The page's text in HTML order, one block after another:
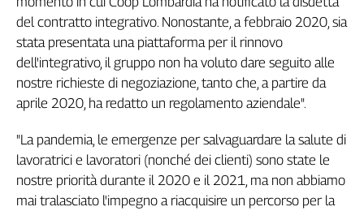
della
anni
Cgil
Collettiva
Collettiva
Play
Rubriche
del contratto integrativo. Nonostante, a febbraio 2020, sia
stata presentata una piattaforma per il rinnovo
dell'integrativo, il gruppo non ha voluto dare seguito alle
nostre richieste di negoziazione, tanto che, a partire da
aprile 2020, ha redatto un regolamento aziendale".
"La pandemia, le emergenze per salvaguardare la salute di
lavoratrici e lavoratori (nonché dei clienti) sono state le
nostre priorità durante il 2020 e il 2021, ma non abbiamo
mai tralasciato l'impegno a riacquisire un percorso per la